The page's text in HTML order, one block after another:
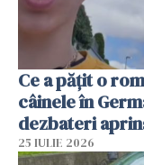
Ce a pățit o
câinele în
dezbateri
25 IULIE 2026